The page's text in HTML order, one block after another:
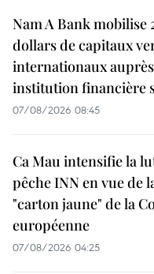
Nam A Bank mobilise
dollars de capitaux
internationaux
institution financière
07/08/2026 08:45
Ca Mau intensifie la
pêche INN en vue de
"carton jaune" de la
européenne
07/08/2026 04:25